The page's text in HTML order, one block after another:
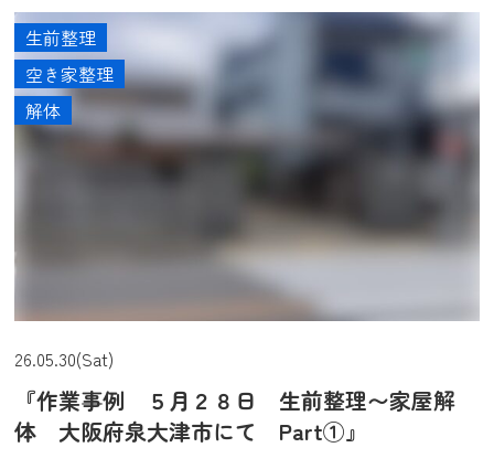
26.05.30(Sat)
『作業事例 ５月２８日 生前整理〜家屋解
体 大阪府泉大津市にて Part①』
生前整理
空き家整理
解体